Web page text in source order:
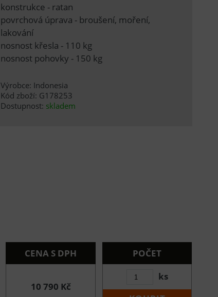
konstrukce - ratan
povrchová úprava - broušení, moření,
lakování
nosnost křesla - 110 kg
nosnost pohovky - 150 kg
Výrobce: Indonesia
Kód zboží: G178253
Dostupnost: skladem
CENA S DPH POČET
10 790 Kč
ks